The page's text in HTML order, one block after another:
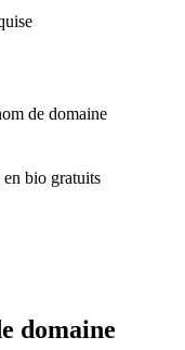
de domaine
bio gratuits
domaine